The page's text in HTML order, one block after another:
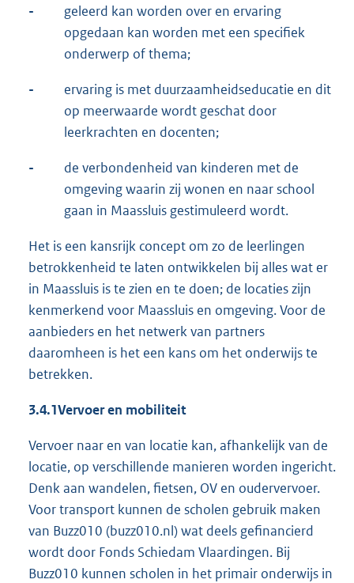
-
geleerd kan worden over en ervaring
opgedaan kan worden met een specifiek
onderwerp of thema;
-
ervaring is met duurzaamheidseducatie en dit
op meerwaarde wordt geschat door
leerkrachten en docenten;
-
de verbondenheid van kinderen met de
omgeving waarin zij wonen en naar school
gaan in Maassluis gestimuleerd wordt.
Het is een kansrijk concept om zo de leerlingen
betrokkenheid te laten ontwikkelen bij alles wat er
in Maassluis is te zien en te doen; de locaties zijn
kenmerkend voor Maassluis en omgeving. Voor de
aanbieders en het netwerk van partners
daaromheen is het een kans om het onderwijs te
betrekken.
3.4.1Vervoer en mobiliteit
Vervoer naar en van locatie kan, afhankelijk van de
locatie, op verschillende manieren worden ingericht.
Denk aan wandelen, fietsen, OV en oudervervoer.
Voor transport kunnen de scholen gebruik maken
van Buzz010 (buzz010.nl) wat deels gefinancierd
wordt door Fonds Schiedam Vlaardingen. Bij
Buzz010 kunnen scholen in het primair onderwijs in